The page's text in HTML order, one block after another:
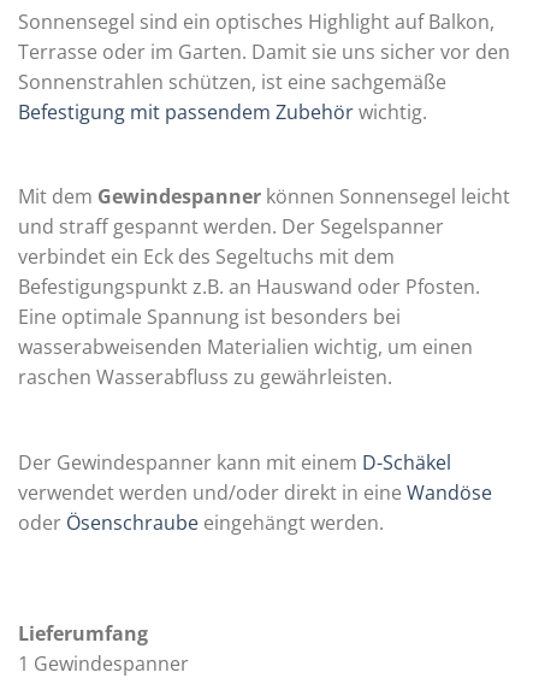
Sonnensegel sind ein optisches Highlight auf Balkon,
Terrasse oder im Garten. Damit sie uns sicher vor den
Sonnenstrahlen schützen, ist eine sachgemäße
Befestigung mit passendem Zubehörwichtig.
Mit dem Gewindespanner können Sonnensegel leicht
und straff gespannt werden. Der Segelspanner
verbindet ein Eck des Segeltuchs mit dem
Befestigungspunkt z.B. an Hauswand oder Pfosten.
Eine optimale Spannung ist besonders bei
wasserabweisenden Materialien wichtig, um einen
raschen Wasserabfluss zu gewährleisten.
Der Gewindespanner kann mit einem D-Schäkel
verwendet werden und/oder direkt in eine Wandöse
oder Ösenschraube eingehängt werden.
Lieferumfang
1 Gewindespanner